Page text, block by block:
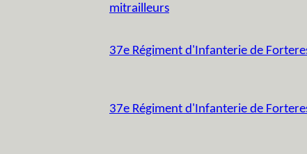
mitrailleurs
37e Régiment d'Infanterie de
37e Régiment d'Infanterie de